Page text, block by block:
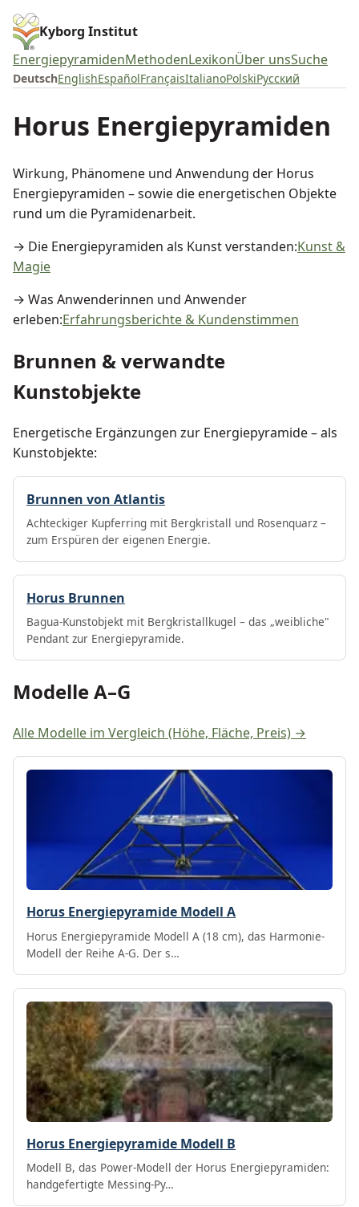
Kyborg Institut
EnergiepyramidenMethodenLexikonÜber unsSuche
DeutschEnglishEspañolFrançaisItalianoPolskiРусский
Horus Energiepyramiden
Wirkung, Phänomene und Anwendung der Horus
Energiepyramiden – sowie die energetischen Objekte
rund um die Pyramidenarbeit.
→ Die Energiepyramiden als Kunst verstanden:Kunst &
Magie
→ Was Anwenderinnen und Anwender
erleben:Erfahrungsberichte & Kundenstimmen
Brunnen & verwandte
Kunstobjekte
Energetische Ergänzungen zur Energiepyramide – als
Kunstobjekte:
Brunnen von Atlantis
Achteckiger Kupferring mit Bergkristall und Rosenquarz –
zum Erspüren der eigenen Energie.
Horus Brunnen
Bagua-Kunstobjekt mit Bergkristallkugel – das „weibliche"
Pendant zur Energiepyramide.
Modelle A–G
Alle Modelle im Vergleich (Höhe, Fläche, Preis) →
Horus Energiepyramide Modell A
Horus Energiepyramide Modell A (18 cm), das Harmonie-
Modell der Reihe A-G. Der s…
Horus Energiepyramide Modell B
Modell B, das Power-Modell der Horus Energiepyramiden:
handgefertigte Messing-Py…